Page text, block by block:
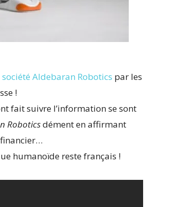
Aldebaran Robotics par les
!
fait suivre l’information se sont
Roboticsdément en affirmant
humanoïde reste français !